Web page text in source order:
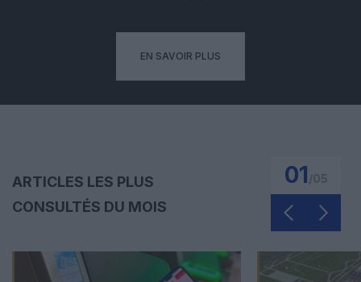
EN SAVOIR PLUS
ARTICLES LES PLUS
CONSULTÉS DU MOIS
01